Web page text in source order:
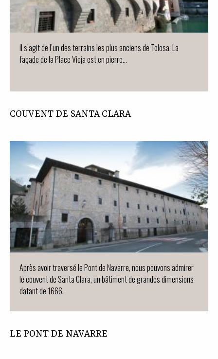
Il s’agit de l’un des terrains les plus anciens de Tolosa. La
façade de la Place Vieja est en pierre…
COUVENT DE SANTA CLARA
Après avoir traversé le Pont de Navarre, nous pouvons admirer
le couvent de Santa Clara, un bâtiment de grandes dimensions
datant de 1666.
LE PONT DE NAVARRE